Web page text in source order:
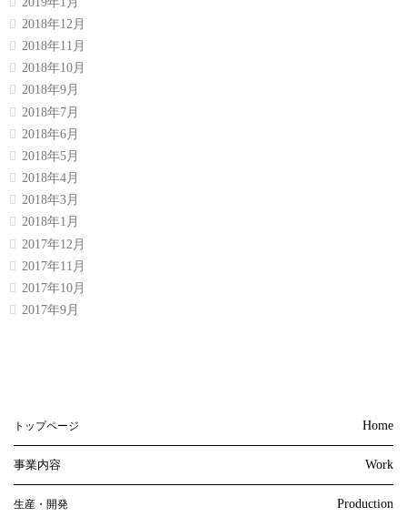
2018年12月
2018年11月
2018年10月
2018年9月
2018年7月
2018年6月
2018年5月
2018年4月
2018年3月
2018年1月
2017年12月
2017年11月
2017年10月
2017年9月
トップページ Home
事業内容 Work
生産・開発 Production